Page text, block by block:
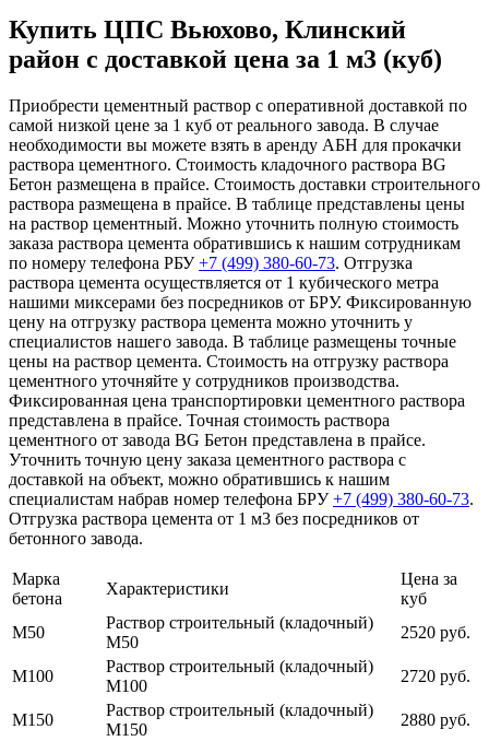
Купить ЦПС Вьюхово, Клинский
район с доставкой цена за 1 м3 (куб)
Приобрести цементный раствор с оперативной доставкой по
самой низкой цене за 1 куб от реального завода. В случае
необходимости вы можете взять в аренду АБН для прокачки
раствора цементного. Стоимость кладочного раствора BG
Бетон размещена в прайсе. Стоимость доставки строительного
раствора размещена в прайсе. В таблице представлены цены
на раствор цементный. Можно уточнить полную стоимость
заказа раствора цемента обратившись к нашим сотрудникам
по номеру телефона РБУ+7 (499) 380-60-73. Отгрузка
раствора цемента осуществляется от 1 кубического метра
нашими миксерами без посредников от БРУ. Фиксированную
цену на отгрузку раствора цемента можно уточнить у
специалистов нашего завода. В таблице размещены точные
цены на раствор цемента. Стоимость на отгрузку раствора
цементного уточняйте у сотрудников производства.
Фиксированная цена транспортировки цементного раствора
представлена в прайсе. Точная стоимость раствора
цементного от завода BG Бетон представлена в прайсе.
Уточнить точную цену заказа цементного раствора с
доставкой на объект, можно обратившись к нашим
специалистам набрав номер телефона БРУ+7 (499) 380-60-73.
Отгрузка раствора цемента от 1 м3 без посредников от
бетонного завода.
Марка
бетона
Характеристики
Цена за
куб
М50
Раствор строительный (кладочный)
М50
2520 руб.
М100
Раствор строительный (кладочный)
М100
2720 руб.
М150
Раствор строительный (кладочный)
М150
2880 руб.